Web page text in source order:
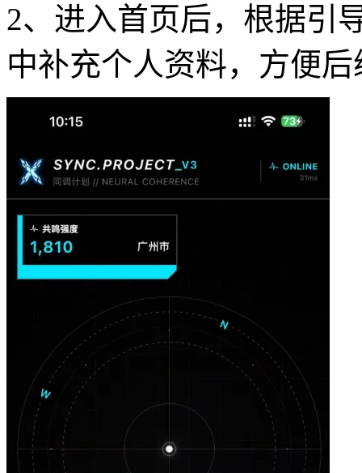
2、进入首页后，根据引
中补充个人资料，方便